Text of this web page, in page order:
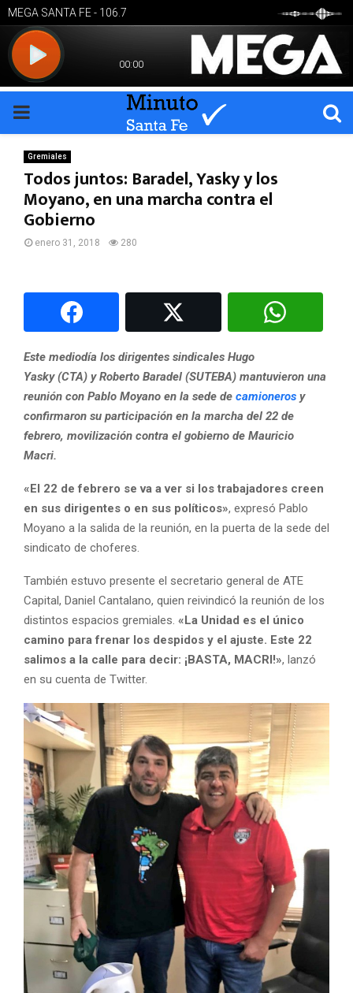
PRIMARY
MENU
Gremiales
Todos juntos: Baradel, Yasky y los
Moyano, en una marcha contra el
Gobierno
enero 31, 2018 280
Este mediodía los dirigentes sindicales Hugo
Yasky (CTA) y Roberto Baradel (SUTEBA) mantuvieron una
reunión con Pablo Moyano en la sede de camioneros y
confirmaron su participación en la marcha del 22 de
febrero, movilización contra el gobierno de Mauricio
Macri.
«El 22 de febrero se va a ver si los trabajadores creen
en sus dirigentes o en sus políticos», expresó Pablo
Moyano a la salida de la reunión, en la puerta de la sede del
sindicato de choferes.
También estuvo presente el secretario general de ATE
Capital, Daniel Cantalano, quien reivindicó la reunión de los
distintos espacios gremiales. «La Unidad es el único
camino para frenar los despidos y el ajuste. Este 22
salimos a la calle para decir: ¡BASTA, MACRI!», lanzó
en su cuenta de Twitter.